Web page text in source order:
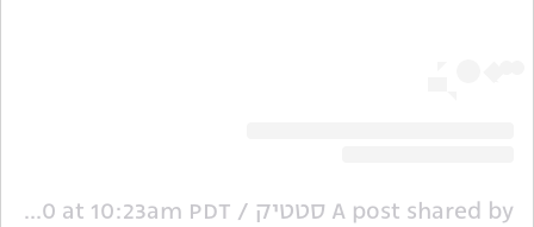
A post shared by סטטיק / Static (@staticofficial) Jun 22, 2020 at 10:23am PDT